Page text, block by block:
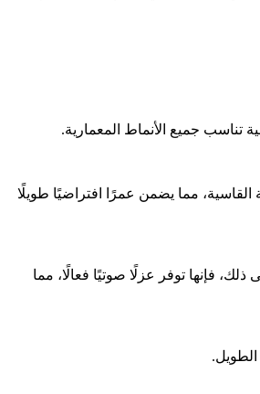
القاسية، مما يضمن عمرًا افتراضيًا طويلًا
فإنها توفر عزلًا صوتيًا فعالًا، مما